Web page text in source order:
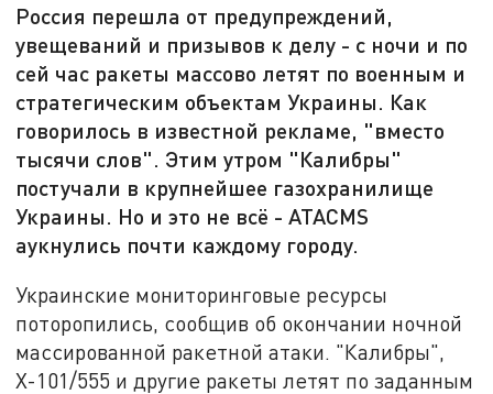
Россия перешла от предупреждений,
увещеваний и призывов к делу - с ночи и по
сей час ракеты массово летят по военным и
стратегическим объектам Украины. Как
говорилось в известной рекламе, "вместо
тысячи слов". Этим утром "Калибры"
постучали в крупнейшее газохранилище
Украины. Но и это не всё - ATACMS
аукнулись почти каждому городу.
Украинские мониторинговые ресурсы
поторопились, сообщив об окончании ночной
массированной ракетной атаки. "Калибры",
Х-101/555 и другие ракеты летят по заданным